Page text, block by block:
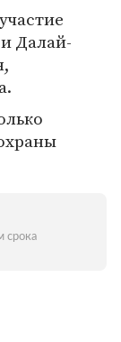
Далай-
срока